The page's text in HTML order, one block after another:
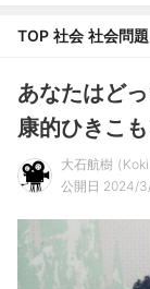
TOP 社会 社会問
あなたはど
康的ひきこ
大石航樹
公開日 2024/